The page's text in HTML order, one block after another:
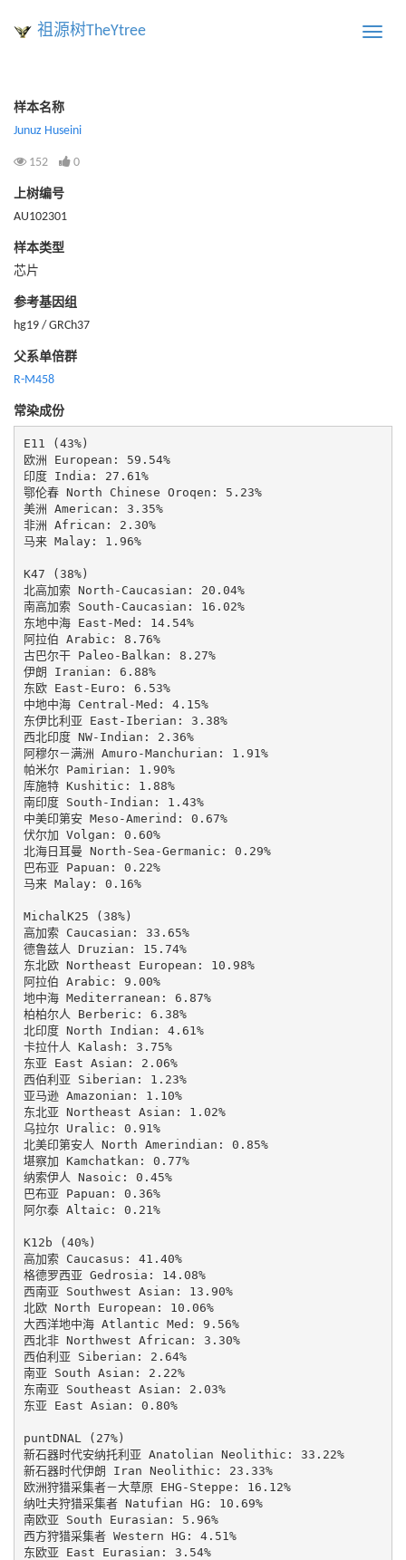
Toggle
祖源树TheYtree
样本名称
Junuz Huseini
152 0
上树编号
AU102301
样本类型
芯片
参考基因组
hg19 / GRCh37
父系单倍群
R-M458
常染成份
E11 (43%)
欧洲 European: 59.54%
印度 India: 27.61%
鄂伦春 North Chinese Oroqen: 5.23%
美洲 American: 3.35%
非洲 African: 2.30%
马来 Malay: 1.96%
K47 (38%)
北高加索 North-Caucasian: 20.04%
南高加索 South-Caucasian: 16.02%
东地中海 East-Med: 14.54%
阿拉伯 Arabic: 8.76%
古巴尔干 Paleo-Balkan: 8.27%
伊朗 Iranian: 6.88%
东欧 East-Euro: 6.53%
中地中海 Central-Med: 4.15%
东伊比利亚 East-Iberian: 3.38%
西北印度 NW-Indian: 2.36%
阿穆尔－满洲 Amuro-Manchurian: 1.91%
帕米尔 Pamirian: 1.90%
库施特 Kushitic: 1.88%
南印度 South-Indian: 1.43%
中美印第安 Meso-Amerind: 0.67%
伏尔加 Volgan: 0.60%
北海日耳曼 North-Sea-Germanic: 0.29%
巴布亚 Papuan: 0.22%
马来 Malay: 0.16%
MichalK25 (38%)
高加索 Caucasian: 33.65%
德鲁兹人 Druzian: 15.74%
东北欧 Northeast European: 10.98%
阿拉伯 Arabic: 9.00%
地中海 Mediterranean: 6.87%
柏柏尔人 Berberic: 6.38%
北印度 North Indian: 4.61%
卡拉什人 Kalash: 3.75%
东亚 East Asian: 2.06%
西伯利亚 Siberian: 1.23%
亚马逊 Amazonian: 1.10%
东北亚 Northeast Asian: 1.02%
乌拉尔 Uralic: 0.91%
北美印第安人 North Amerindian: 0.85%
堪察加 Kamchatkan: 0.77%
纳索伊人 Nasoic: 0.45%
巴布亚 Papuan: 0.36%
阿尔泰 Altaic: 0.21%
K12b (40%)
高加索 Caucasus: 41.40%
格德罗西亚 Gedrosia: 14.08%
西南亚 Southwest Asian: 13.90%
北欧 North European: 10.06%
大西洋地中海 Atlantic Med: 9.56%
西北非 Northwest African: 3.30%
西伯利亚 Siberian: 2.64%
南亚 South Asian: 2.22%
东南亚 Southeast Asian: 2.03%
东亚 East Asian: 0.80%
puntDNAL (27%)
新石器时代安纳托利亚 Anatolian Neolithic: 33.22%
新石器时代伊朗 Iran Neolithic: 23.33%
欧洲狩猎采集者－大草原 EHG-Steppe: 16.12%
纳吐夫狩猎采集者 Natufian HG: 10.69%
南欧亚 South Eurasian: 5.96%
西方狩猎采集者 Western HG: 4.51%
东欧亚 East Eurasian: 3.54%